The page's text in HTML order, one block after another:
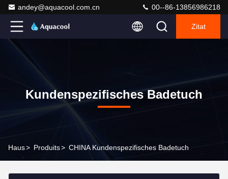
andey@aquacool.com.cn 00--86-13856986218
Zitat
Kundenspezifisches Badetuch
Haus> Produits> CHINA Kundenspezifisches Badetuch